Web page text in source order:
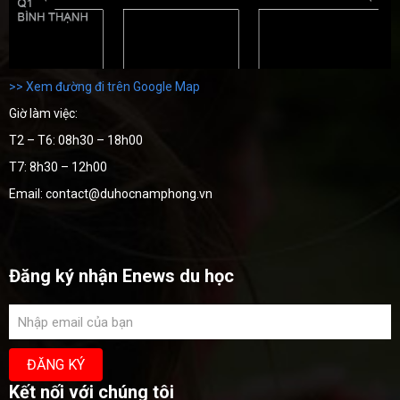
>> Xem đường đi trên Google Map
Giờ làm việc:
T2 – T6: 08h30 – 18h00
T7: 8h30 – 12h00
Email: contact@duhocnamphong.vn
Đăng ký nhận Enews du học
Kết nối với chúng tôi